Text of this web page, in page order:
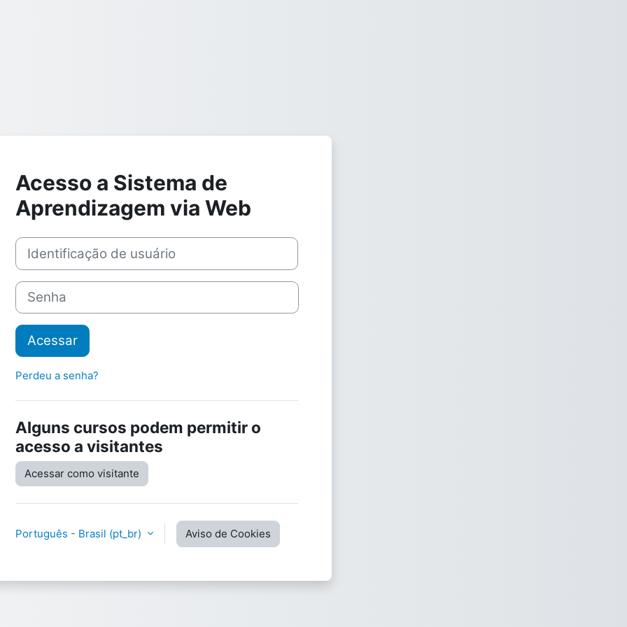
Acesso a Sistema de
Aprendizagem via Web
Identificação de usuário
Senha
Acessar
Perdeu a senha?
Alguns cursos podem permitir o
acesso a visitantes
Acessar como visitante
Português - Brasil ‎(pt_br)‎ Aviso de Cookies